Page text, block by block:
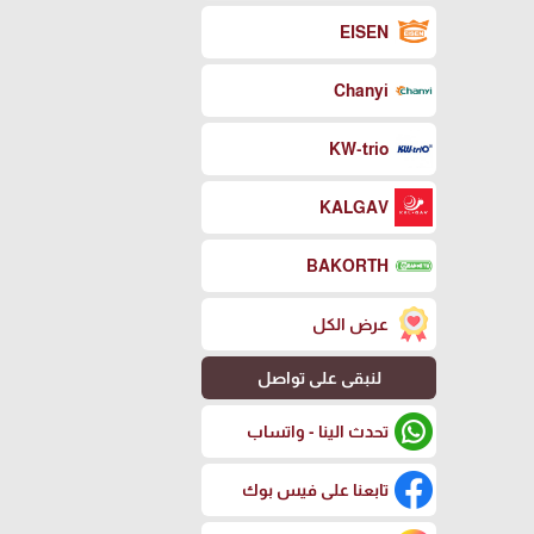
EISEN
Chanyi
KW-trio
KALGAV
BAKORTH
عرض الكل
لنبقى على تواصل
تحدث الينا - واتساب
تابعنا على فيس بوك